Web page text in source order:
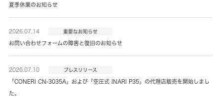
夏季休業のお知らせ
2026.07.14 重要なお知らせ
お問い合わせフォームの障害と復旧のお知らせ
2026.07.10 プレスリリース
「CONERI CN-3035A」および「空圧式 INARI P35」の代理店販売を開始しまし
た。